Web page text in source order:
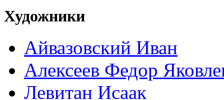
Художники
Айвазовский Иван
Алексеев Федор
Левитан Исаак